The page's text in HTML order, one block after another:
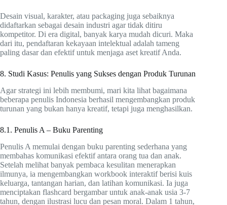
Desain visual, karakter, atau packaging juga sebaiknya
didaftarkan sebagai desain industri agar tidak ditiru
kompetitor. Di era digital, banyak karya mudah dicuri. Maka
dari itu, pendaftaran kekayaan intelektual adalah tameng
paling dasar dan efektif untuk menjaga aset kreatif Anda.
8. Studi Kasus: Penulis yang Sukses dengan Produk Turunan
Agar strategi ini lebih membumi, mari kita lihat bagaimana
beberapa penulis Indonesia berhasil mengembangkan produk
turunan yang bukan hanya kreatif, tetapi juga menghasilkan.
8.1. Penulis A – Buku Parenting
Penulis A memulai dengan buku parenting sederhana yang
membahas komunikasi efektif antara orang tua dan anak.
Setelah melihat banyak pembaca kesulitan menerapkan
ilmunya, ia mengembangkan workbook interaktif berisi kuis
keluarga, tantangan harian, dan latihan komunikasi. Ia juga
menciptakan flashcard bergambar untuk anak-anak usia 3-7
tahun, dengan ilustrasi lucu dan pesan moral. Dalam 1 tahun,